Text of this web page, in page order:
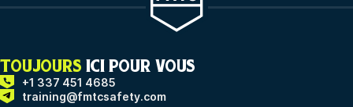
TOUJOURS ICI POUR VOUS
+1 337 451 4685
training@fmtcsafety.com